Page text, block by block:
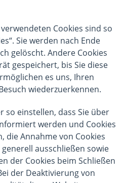
Cookies sind so
Sie werden nach Ende
gelöscht. Andere Cookies
gespeichert, bis Sie diese
es uns, Ihren
wiederzuerkennen.
so einstellen, dass Sie über
werden und Cookies
die Annahme von Cookies
ausschließen sowie
der Cookies beim Schließen
der Deaktivierung von